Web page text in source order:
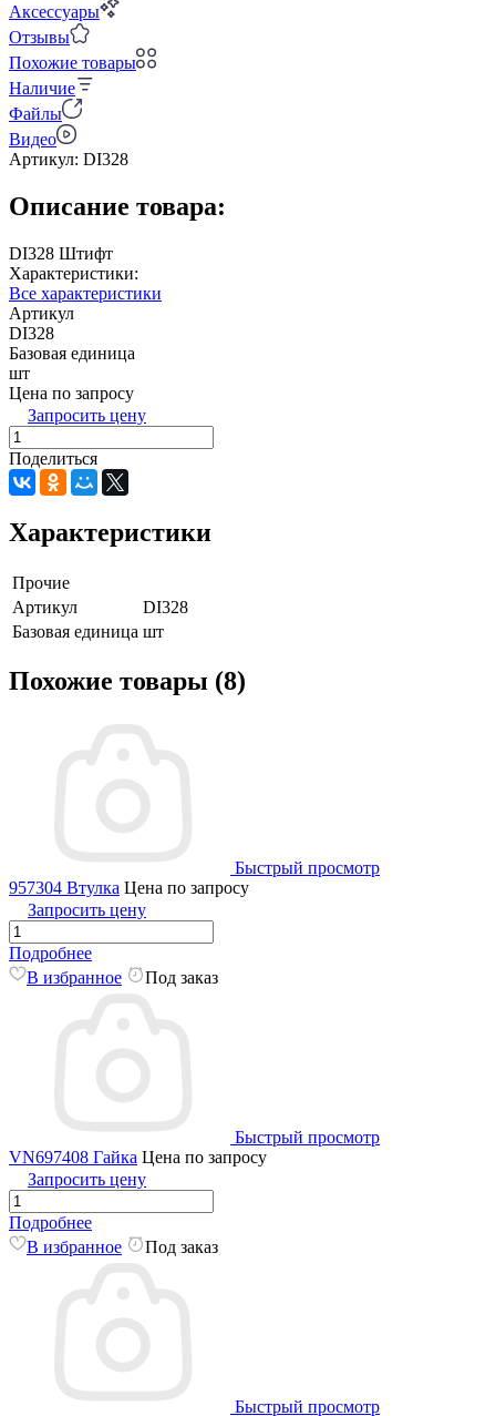
Аксессуары
Отзывы
Похожие товары
Наличие
Файлы
Видео
Артикул: DI328
Описание товара:
DI328 Штифт
Характеристики:
Все характеристики
Артикул
DI328
Базовая единица
шт
Цена по запросу
Запросить цену
Поделиться
Характеристики
Прочие
Артикул
DI328
Базовая единица шт
Похожие товары (8)
Быстрый просмотр
957304 Втулка Цена по запросу
Запросить цену
Подробнее
В избранное
Под заказ
Быстрый просмотр
VN697408 Гайка Цена по запросу
Запросить цену
Подробнее
В избранное
Под заказ
Быстрый просмотр